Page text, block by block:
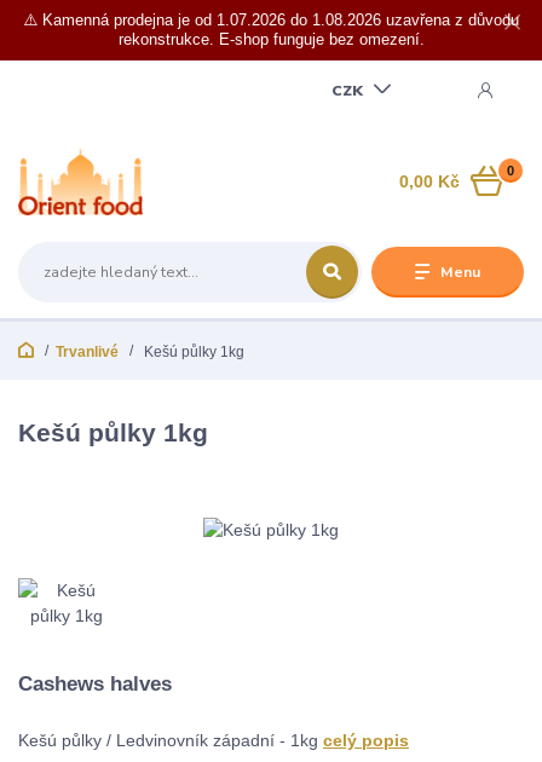
⚠️ Kamenná prodejna je od 1.07.2026 do 1.08.2026 uzavřena z důvodu
rekonstrukce. E-shop funguje bez omezení.
Menu
CZK
0
0,00 Kč
Trvanlivé Kešú půlky 1kg
Kešú půlky 1kg
Cashews halves
Kešú půlky / Ledvinovník západní - 1kg celý popis